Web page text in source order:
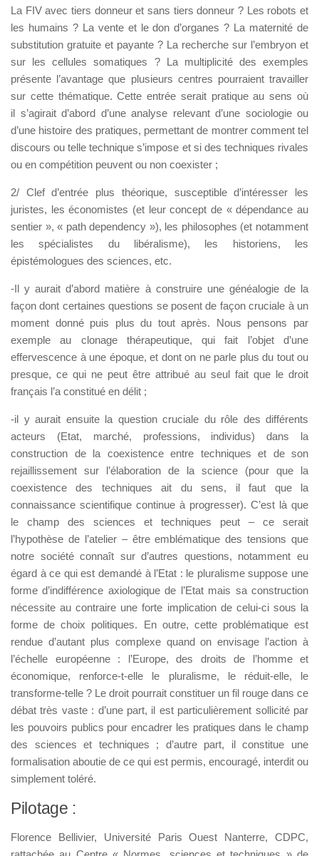
La FIV avec tiers donneur et sans tiers donneur ? Les robots et
les humains ? La vente et le don d’organes ? La maternité de
substitution gratuite et payante ? La recherche sur l’embryon et
sur les cellules somatiques ? La multiplicité des exemples
présente l’avantage que plusieurs centres pourraient travailler
sur cette thématique. Cette entrée serait pratique au sens où
il s’agirait d’abord d’une analyse relevant d’une sociologie ou
d’une histoire des pratiques, permettant de montrer comment tel
discours ou telle technique s’impose et si des techniques rivales
ou en compétition peuvent ou non coexister ;
2/ Clef d’entrée plus théorique, susceptible d’intéresser les
juristes, les économistes (et leur concept de « dépendance au
sentier », « path dependency »), les philosophes (et notamment
les spécialistes du libéralisme), les historiens, les
épistémologues des sciences, etc.
-Il y aurait d’abord matière à construire une généalogie de la
façon dont certaines questions se posent de façon cruciale à un
moment donné puis plus du tout après. Nous pensons par
exemple au clonage thérapeutique, qui fait l’objet d’une
effervescence à une époque, et dont on ne parle plus du tout ou
presque, ce qui ne peut être attribué au seul fait que le droit
français l’a constitué en délit ;
-il y aurait ensuite la question cruciale du rôle des différents
acteurs (Etat, marché, professions, individus) dans la
construction de la coexistence entre techniques et de son
rejaillissement sur l’élaboration de la science (pour que la
coexistence des techniques ait du sens, il faut que la
connaissance scientifique continue à progresser). C’est là que
le champ des sciences et techniques peut – ce serait
l’hypothèse de l’atelier – être emblématique des tensions que
notre société connaît sur d’autres questions, notamment eu
égard à ce qui est demandé à l’Etat : le pluralisme suppose une
forme d’indifférence axiologique de l’Etat mais sa construction
nécessite au contraire une forte implication de celui-ci sous la
forme de choix politiques. En outre, cette problématique est
rendue d’autant plus complexe quand on envisage l’action à
l’échelle européenne : l’Europe, des droits de l’homme et
économique, renforce-t-elle le pluralisme, le réduit-elle, le
transforme-telle ? Le droit pourrait constituer un fil rouge dans ce
débat très vaste : d’une part, il est particulièrement sollicité par
les pouvoirs publics pour encadrer les pratiques dans le champ
des sciences et techniques ; d’autre part, il constitue une
formalisation aboutie de ce qui est permis, encouragé, interdit ou
simplement toléré.
Pilotage :
Florence Bellivier, Université Paris Ouest Nanterre, CDPC,